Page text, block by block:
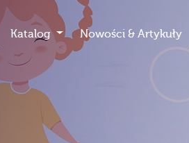
Katalog Nowości & Artykuły